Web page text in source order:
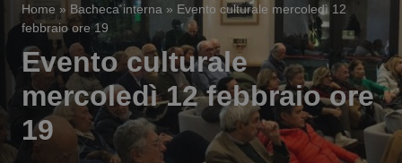
Home » Bacheca interna » Evento culturale mercoledì 12
febbraio ore 19
Evento culturale
mercoledì 12 febbraio ore
19